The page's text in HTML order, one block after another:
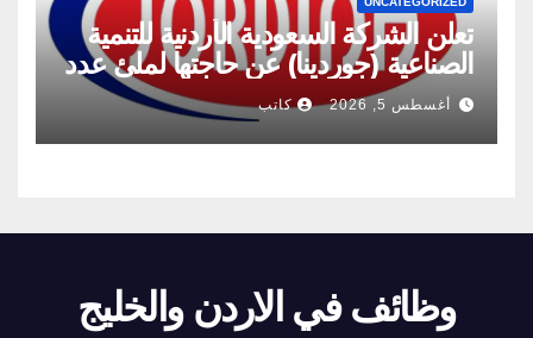
تعلن الشركة السعودية الأردنية للتنمية
الصناعية (جوردينا) عن حاجتها لملئ عدد
من الشواغر
أغسطس 5, 2026 كاتب
وظائف في الاردن والخليج